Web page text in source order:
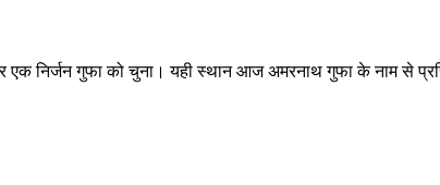
एक निर्जन गुफा को चुना। यही स्थान आज अमरनाथ गुफा के नाम से